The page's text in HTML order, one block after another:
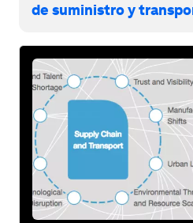
de suministro y